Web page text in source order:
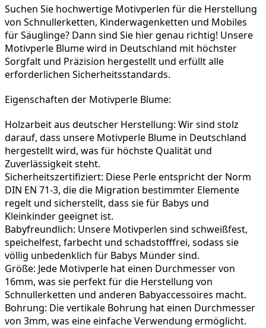
Suchen Sie hochwertige Motivperlen für die Herstellung
von Schnullerketten, Kinderwagenketten und Mobiles
für Säuglinge? Dann sind Sie hier genau richtig! Unsere
Motivperle Blume wird in Deutschland mit höchster
Sorgfalt und Präzision hergestellt und erfüllt alle
erforderlichen Sicherheitsstandards.
Eigenschaften der Motivperle Blume:
Holzarbeit aus deutscher Herstellung: Wir sind stolz
darauf, dass unsere Motivperle Blume in Deutschland
hergestellt wird, was für höchste Qualität und
Zuverlässigkeit steht.
Sicherheitszertifiziert: Diese Perle entspricht der Norm
DIN EN 71-3, die die Migration bestimmter Elemente
regelt und sicherstellt, dass sie für Babys und
Kleinkinder geeignet ist.
Babyfreundlich: Unsere Motivperlen sind schweißfest,
speichelfest, farbecht und schadstofffrei, sodass sie
völlig unbedenklich für Babys Münder sind.
Größe: Jede Motivperle hat einen Durchmesser von
16mm, was sie perfekt für die Herstellung von
Schnullerketten und anderen Babyaccessoires macht.
Bohrung: Die vertikale Bohrung hat einen Durchmesser
von 3mm, was eine einfache Verwendung ermöglicht.